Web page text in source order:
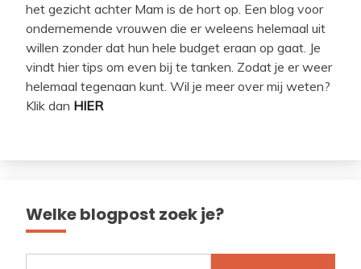
het gezicht achter Mam is de hort op. Een blog voor
ondernemende vrouwen die er weleens helemaal uit
willen zonder dat hun hele budget eraan op gaat. Je
vindt hier tips om even bij te tanken. Zodat je er weer
helemaal tegenaan kunt. Wil je meer over mij weten?
Klik dan HIER
Welke blogpost zoek je?